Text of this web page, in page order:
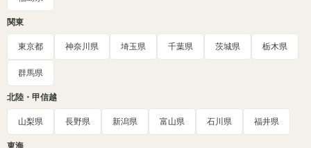
関東
東京都 神奈川県 埼玉県 千葉県 茨城県 栃木県
群馬県
北陸・甲信越
山梨県 長野県 新潟県 富山県 石川県 福井県
東海